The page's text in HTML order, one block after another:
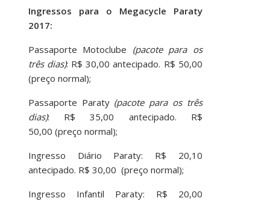
Ingressos para o Megacycle Paraty
2017:
Passaporte Motoclube (pacote para os
três dias): R$ 30,00 antecipado. R$ 50,00
(preço normal);
Passaporte Paraty (pacote para os três
dias): R$ 35,00 antecipado. R$
50,00 (preço normal);
Ingresso Diário Paraty: R$ 20,10
antecipado. R$ 30,00 (preço normal);
Ingresso Infantil Paraty: R$ 20,00